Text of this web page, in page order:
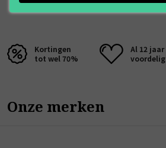
Kortingen
tot wel 70%
Al 12 jaar
voordelig
Onze merken